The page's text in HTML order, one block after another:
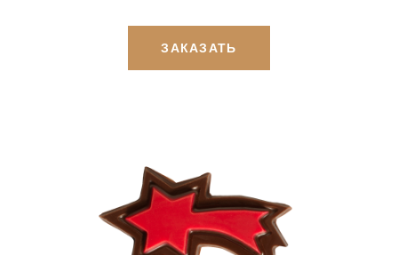
ЗАКАЗАТЬ